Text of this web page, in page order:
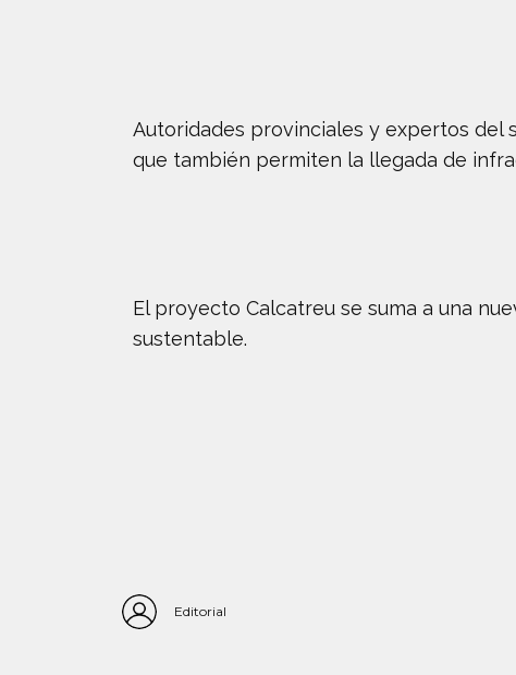
Autoridades provinciales y expertos del
que también permiten la llegada de
El proyecto Calcatreu se suma a una
sustentable.
Editorial